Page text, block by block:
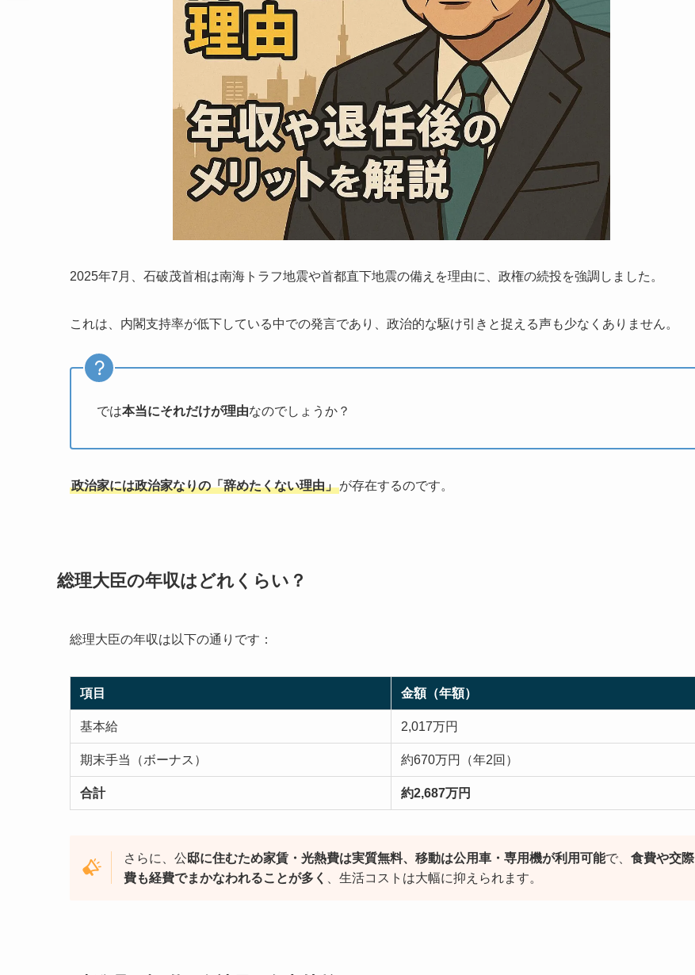
2025年7月、石破茂首相は南海トラフ地震や首都直下地震の備えを理由に、政権の続投を強調しました。
これは、内閣支持率が低下している中での発言であり、政治的な駆け引きと捉える声も少なくありません。
では本当にそれだけが理由なのでしょうか？
政治家には政治家なりの「辞めたくない理由」が存在するのです。
総理大臣の年収はどれくらい？
総理大臣の年収は以下の通りです：
項目 金額（年額）
基本給 2,017万円
期末手当（ボーナス） 約670万円（年2回）
合計 約2,687万円
さらに、公邸に住むため家賃・光熱費は実質無料、移動は公用車・専用機が利用可能で、 食費や交際
費も経費でまかなわれることが多く
、生活コストは大幅に抑えられます。